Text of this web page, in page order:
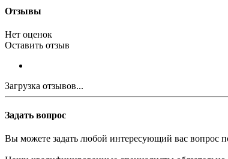
Отзывы
Нет оценок
Оставить отзыв
Загрузка отзывов...
Задать вопрос
Вы можете задать любой интересующий вас вопрос